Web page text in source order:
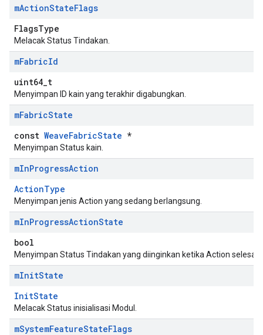
mActionStateFlags
FlagsType
Melacak Status Tindakan.
mFabricId
uint64_t
Menyimpan ID kain yang terakhir digabungkan.
mFabricState
const WeaveFabricState *
Menyimpan Status kain.
mInProgressAction
ActionType
Menyimpan jenis Action yang sedang berlangsung.
mInProgressActionState
bool
Menyimpan Status Tindakan yang diinginkan ketika Action selesai.
mInitState
InitState
Melacak Status inisialisasi Modul.
mSystemFeatureStateFlags